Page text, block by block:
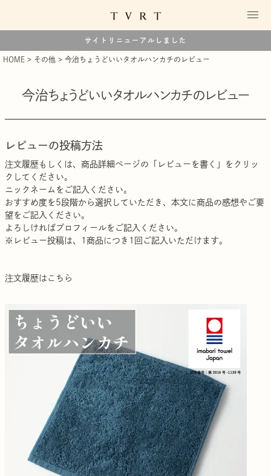
サイトリニューアルしました
HOME その他 今治ちょうどいいタオルハンカチのレビュー
今治ちょうどいいタオルハンカチのレビュー
レビューの投稿方法
注文履歴 もしくは、商品詳細ページの「レビューを書く」をクリッ
クしてください。
ニックネームをご記入ください。
おすすめ度を5段階から選択していただき、本文に商品の感想やご要
望をご記入ください。
よろしければプロフィールをご記入ください。
※レビュー投稿は、1商品につき1回ご記入いただけます。
注文履歴はこちら